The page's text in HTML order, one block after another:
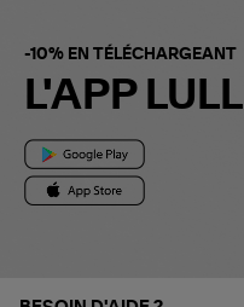
-10% EN TÉLÉCHARGEANT
L'APP LULLI